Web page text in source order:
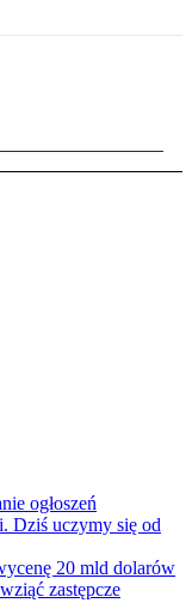
ogłoszeń
Dziś uczymy się od
20 mld dolarów
zastępcze